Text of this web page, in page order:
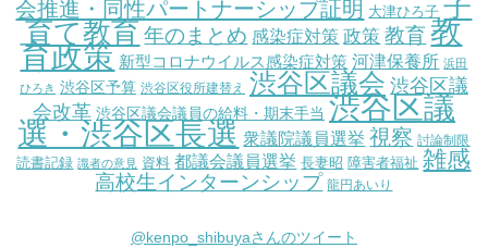
会推進・同性パートナーシップ証明 大津ひろ子
育て教育 年のまとめ 感染症対策 政策 教育 教
育政策 新型コロナウイルス感染症対策 河津保養所 浜田
ひろき 渋谷区予算 渋谷区役所建替え 渋谷区議会 渋谷区議
会改革 渋谷区議会議員の給料・期末手当 渋谷区議
選・渋谷区長選 衆議院議員選挙 視察 討論制限
読書記録 識者の意見 資料 都議会議員選挙 長妻昭 障害者福祉 雑感
高校生インターンシップ 龍円あいり
@kenpo_shibuyaさんのツイート